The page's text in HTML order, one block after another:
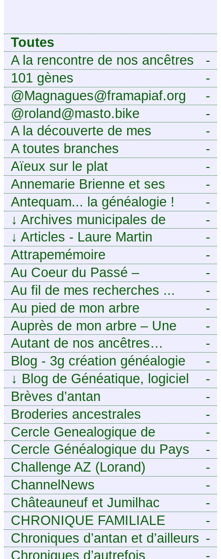
Toutes
-
A la rencontre de nos ancêtres
-
101 gènes
-
@Magnagues@framapiaf.org
-
@roland@masto.bike
-
A la découverte de mes
ancêtres
-
A toutes branches
-
Aïeux sur le plat
-
Annemarie Brienne et ses
challenges de A à Z
-
Antequam... la généalogie !
-
↓ Archives municipales de
Montpellier
-
↓ Articles - Laure Martin
-
Attrapemémoire
-
Au Coeur du Passé –
Généalogie Familiale
-
Au fil de mes recherches ...
-
Au pied de mon arbre
-
Auprès de mon arbre – Une
histoire de racines
-
Autant de nos ancêtres…
-
Blog - 3g création généalogie
-
↓ Blog de Généatique, logiciel
de généalogie
-
Brèves d’antan
-
Broderies ancestrales
-
Cercle Genealogique de
l’Aveyron
-
Cercle Généalogique du Pays
de Caux - Seine-Maritime
-
Challenge AZ (Lorand)
-
ChannelNews
-
Châteauneuf et Jumilhac
-
CHRONIQUE FAMILIALE
-
Chroniques d’antan et d’ailleurs
-
Chroniques d’autrefois